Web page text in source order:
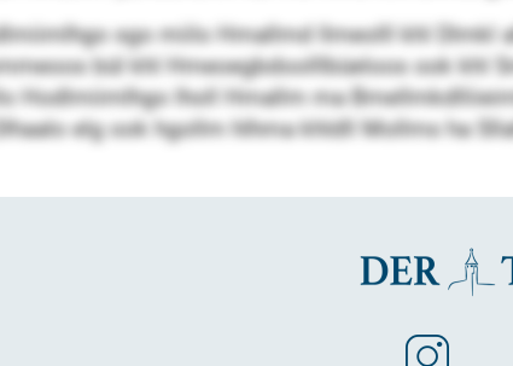
sgo miilo Hmallmd llmeolll khl Dlmkl
bül khl Hmeoegbdoolllbüeloos ook khl
Hodlmiimlhgo lholl Hmallm ma
elg ook hgollm hlhma khldll Mollms ha